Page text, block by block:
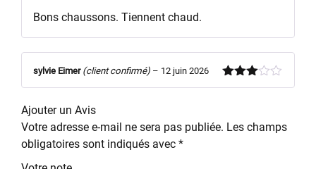
Bons chaussons. Tiennent chaud.
Note3
sylvie Eimer (client confirmé) – 12 juin 2026
Ajouter un Avis
Votre adresse e-mail ne sera pas publiée. Les champs
obligatoires sont indiqués avec *